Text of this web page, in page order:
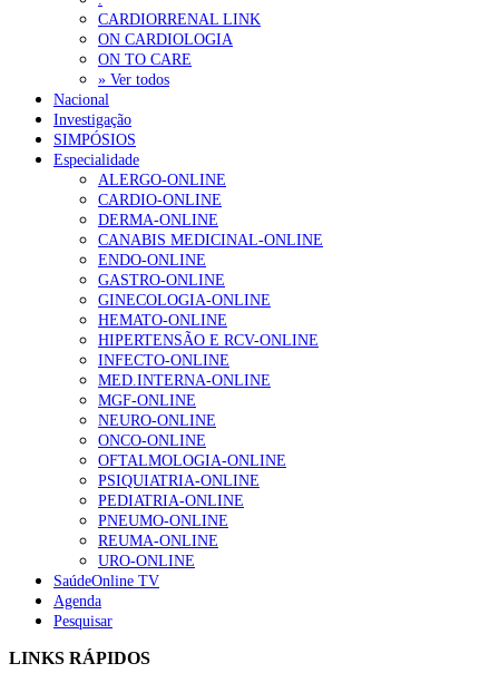
CARDIORRENAL LINK
ON CARDIOLOGIA
ON TO CARE
» Ver todos
Nacional
Investigação
SIMPÓSIOS
Especialidade
ALERGO-ONLINE
CARDIO-ONLINE
DERMA-ONLINE
CANABIS MEDICINAL-ONLINE
ENDO-ONLINE
GASTRO-ONLINE
GINECOLOGIA-ONLINE
HEMATO-ONLINE
HIPERTENSÃO E RCV-ONLINE
INFECTO-ONLINE
MED.INTERNA-ONLINE
MGF-ONLINE
NEURO-ONLINE
ONCO-ONLINE
OFTALMOLOGIA-ONLINE
PSIQUIATRIA-ONLINE
PEDIATRIA-ONLINE
PNEUMO-ONLINE
REUMA-ONLINE
URO-ONLINE
SaúdeOnline TV
Agenda
Pesquisar
LINKS RÁPIDOS